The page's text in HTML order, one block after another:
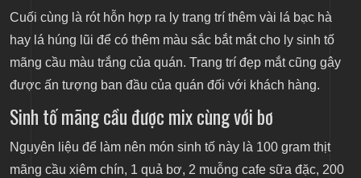
Cuối cùng là rót hỗn hợp ra ly trang trí thêm vài lá bạc hà
hay lá húng lũi để có thêm màu sắc bắt mắt cho ly sinh tố
mãng cầu màu trắng của quán. Trang trí đẹp mắt cũng gây
được ấn tượng ban đầu của quán đối với khách hàng.
Sinh tố mãng cầu được mix cùng với bơ
Nguyên liệu để làm nên món sinh tố này là 100 gram thịt
mãng cầu xiêm chín, 1 quả bơ, 2 muỗng cafe sữa đặc, 200